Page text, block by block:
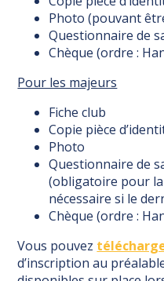
Photo (pouvant
Questionnaire de
Chèque (ordre :
Pour les majeurs
Fiche club
Copie pièce
Photo
Questionnaire de
(obligatoire pour
nécessaire si le
Chèque (ordre :
Vous pouvez
d’inscription au